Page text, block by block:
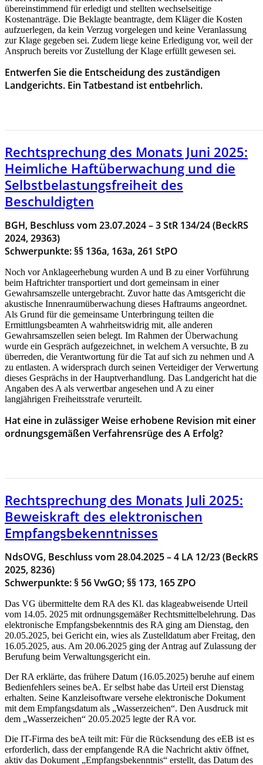
übereinstimmend für erledigt und stellten wechselseitige
Kostenanträge. Die Beklagte beantragte, dem Kläger die Kosten
aufzuerlegen, da kein Verzug vorgelegen und keine Veranlassung
zur Klage gegeben sei. Zudem liege keine Erledigung vor, weil der
Anspruch bereits vor Zustellung der Klage erfüllt gewesen sei.
Entwerfen Sie die Entscheidung des zuständigen
Landgerichts. Ein Tatbestand ist entbehrlich.
Rechtsprechung des Monats Juni 2025:
Heimliche Haftüberwachung und die
Selbstbelastungsfreiheit des
Beschuldigten
BGH, Beschluss vom 23.07.2024 – 3 StR 134/24 (BeckRS
2024, 29363)
Schwerpunkte: §§ 136a, 163a, 261 StPO
Noch vor Anklageerhebung wurden A und B zu einer Vorführung
beim Haftrichter transportiert und dort gemeinsam in einer
Gewahrsamszelle untergebracht. Zuvor hatte das Amtsgericht die
akustische Innenraumüberwachung dieses Haftraums angeordnet.
Als Grund für die gemeinsame Unterbringung teilten die
Ermittlungsbeamten A wahrheitswidrig mit, alle anderen
Gewahrsamszellen seien belegt. Im Rahmen der Überwachung
wurde ein Gespräch aufgezeichnet, in welchem A versuchte, B zu
überreden, die Verantwortung für die Tat auf sich zu nehmen und A
zu entlasten. A widersprach durch seinen Verteidiger der Verwertung
dieses Gesprächs in der Hauptverhandlung. Das Landgericht hat die
Angaben des A als verwertbar angesehen und A zu einer
langjährigen Freiheitsstrafe verurteilt.
Hat eine in zulässiger Weise erhobene Revision mit einer
ordnungsgemäßen Verfahrensrüge des A Erfolg?
Rechtsprechung des Monats Juli 2025:
Beweiskraft des elektronischen
Empfangsbekenntnisses
NdsOVG, Beschluss vom 28.04.2025 – 4 LA 12/23 (BeckRS
2025, 8236)
Schwerpunkte: § 56 VwGO; §§ 173, 165 ZPO
Das VG übermittelte dem RA des Kl. das klageabweisende Urteil
vom 14.05. 2025 mit ordnungsgemäßer Rechtsmittelbelehrung. Das
elektronische Empfangsbekenntnis des RA ging am Dienstag, den
20.05.2025, bei Gericht ein, wies als Zustelldatum aber Freitag, den
16.05.2025, aus. Am 20.06.2025 ging der Antrag auf Zulassung der
Berufung beim Verwaltungsgericht ein.
Der RA erklärte, das frühere Datum (16.05.2025) beruhe auf einem
Bedienfehlers seines beA. Er selbst habe das Urteil erst Dienstag
erhalten. Seine Kanzleisoftware versehe elektronische Dokument
mit dem Empfangsdatum als „Wasserzeichen“. Den Ausdruck mit
dem „Wasserzeichen“ 20.05.2025 legte der RA vor.
Die IT-Firma des beA teilt mit: Für die Rücksendung des eEB ist es
erforderlich, dass der empfangende RA die Nachricht aktiv öffnet,
aktiv das Dokument „Empfangsbekenntnis“ erstellt, das Datum des